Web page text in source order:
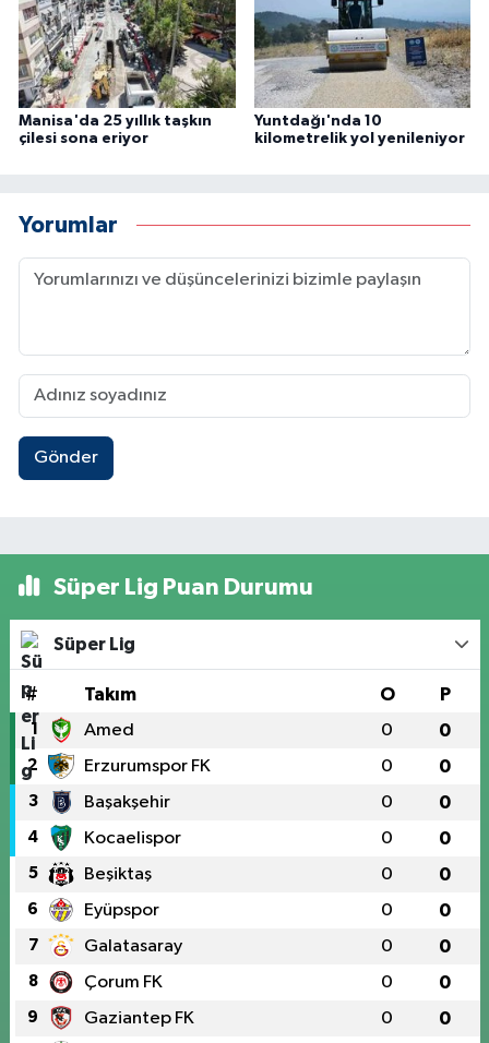
Manisa'da 25 yıllık taşkın
çilesi sona eriyor
Yuntdağı'nda 10
kilometrelik yol yenileniyor
Yorumlar
Gönder
Süper Lig Puan Durumu
Süper Lig
# Takım O P
1 Amed 0 0
2 Erzurumspor FK 0 0
3 Başakşehir 0 0
4 Kocaelispor 0 0
5 Beşiktaş 0 0
6 Eyüpspor 0 0
7 Galatasaray 0 0
8 Çorum FK 0 0
9 Gaziantep FK 0 0